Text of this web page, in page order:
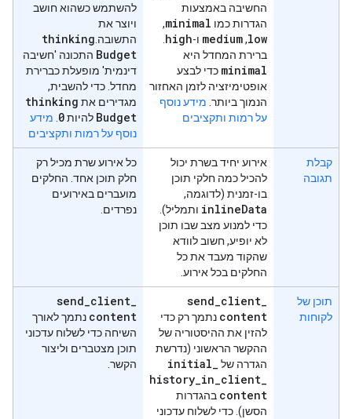
החשיבה באמצעות
הגדרות כמו minimal
,
low
,
medium ו-high
ברירת המחדל היא
minimal כדי לבצע
אופטימיזציה לזמן האחזור
הנמוך ביותר. מידע נוסף
על רמות ותקציבים
להשתמש כשהוא חושב
ויוצר את
התשובה. thinking
Budget התכונה 'חשיבה
דינמית' מופעלת כברירת
מחדל. כדי להשבית,
מגדירים את thinking
Budget להיות0 מידע
נוסף על רמות ותקציבים
קבלת
תגובה
אירוע יחיד בשרת יכול
להכיל כמה חלקי תוכן
בו-זמנית (לדוגמה,
inlineData
ותמליל).
כדי למנוע מצב שבו תוכן
לא יופיע, חשוב לוודא
שהקוד מעבד את כל
החלקים בכל אירוע.
כל אירוע שרת מכיל רק
חלק תוכן אחד. החלקים
מועברים באירועים
נפרדים.
תוכן של
לקוחות
send_client_
content נתמך רק כדי
להזין את ההיסטוריה של
ההקשר הראשוני (נדרשת
הגדרה של
initial_
history_in_client_
content בהגדרות
הסשן). כדי לשלוח עדכוני
send_client_
content נתמך לאורך
השיחה כדי לשלוח עדכוני
תוכן מצטברים וליצור
הקשר.